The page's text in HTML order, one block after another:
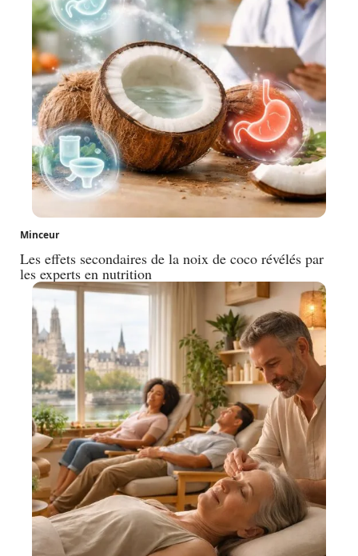
Minceur
Les effets secondaires de la noix de coco révélés par
les experts en nutrition